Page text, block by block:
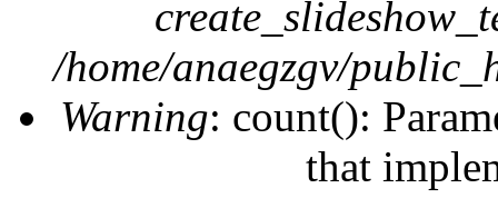
/home/anaegzgv/
Warning: count():
that